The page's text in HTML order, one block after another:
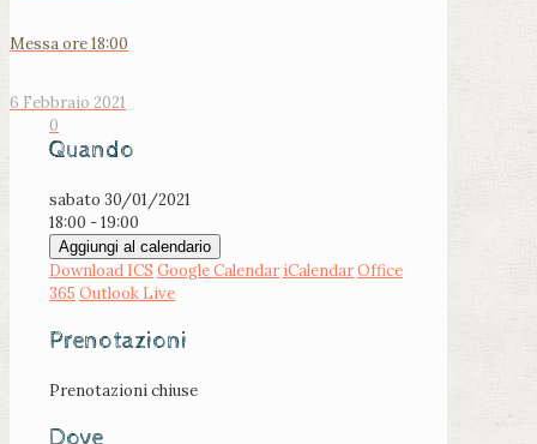
Messa ore 18:00
6 Febbraio 2021
0
Quando
sabato 30/01/2021
18:00 - 19:00
Aggiungi al calendario
Download ICS Google Calendar iCalendarOffice
365 Outlook Live
Prenotazioni
Prenotazioni chiuse